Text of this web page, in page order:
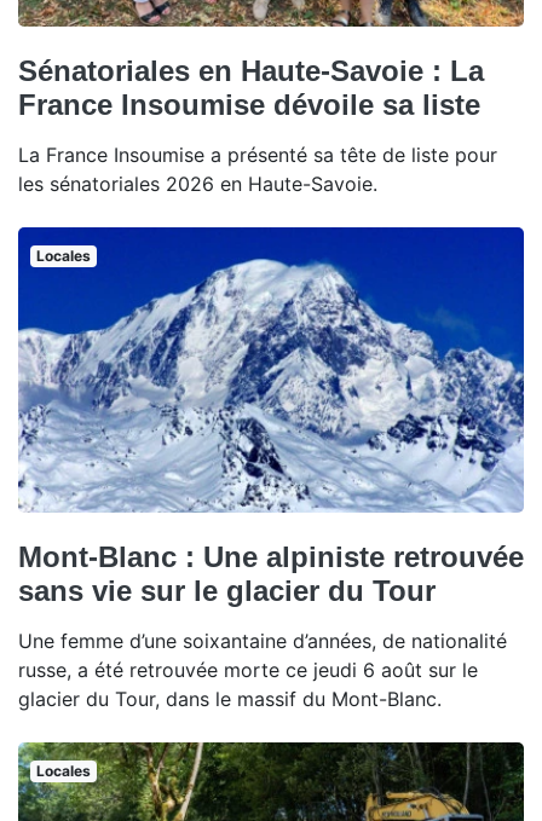
Sénatoriales en Haute-Savoie : La
France Insoumise dévoile sa liste
La France Insoumise a présenté sa tête de liste pour
les sénatoriales 2026 en Haute-Savoie.
Locales
Mont-Blanc : Une alpiniste retrouvée
sans vie sur le glacier du Tour
Une femme d’une soixantaine d’années, de nationalité
russe, a été retrouvée morte ce jeudi 6 août sur le
glacier du Tour, dans le massif du Mont-Blanc.
Locales